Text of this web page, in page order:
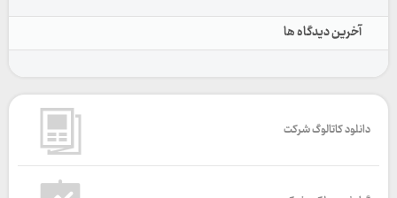
آخرین دیدگاه ها
دانلود کاتالوگ شرکت